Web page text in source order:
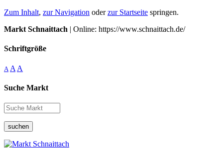
Zum Inhalt, zur Navigation oderzur Startseite springen.
Markt Schnaittach | Online: https://www.schnaittach.de/
Schriftgröße
A A A
Suche Markt
suchen